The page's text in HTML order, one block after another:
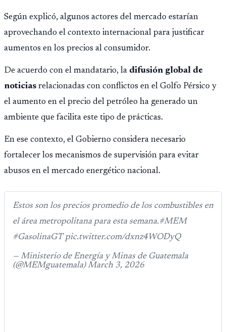
Según explicó, algunos actores del mercado estarían
aprovechando el contexto internacional para justificar
aumentos en los precios al consumidor.
De acuerdo con el mandatario, la difusión global de
noticias relacionadas con conflictos en el Golfo Pérsico y
el aumento en el precio del petróleo ha generado un
ambiente que facilita este tipo de prácticas.
En ese contexto, el Gobierno considera necesario
fortalecer los mecanismos de supervisión para evitar
abusos en el mercado energético nacional.
Estos son los precios promedio de los combustibles en
el área metropolitana para esta semana.#MEM
#GasolinaGT pic.twitter.com/dxnz4WODyQ
— Ministerio de Energía y Minas de Guatemala
(@MEMguatemala) March 3, 2026